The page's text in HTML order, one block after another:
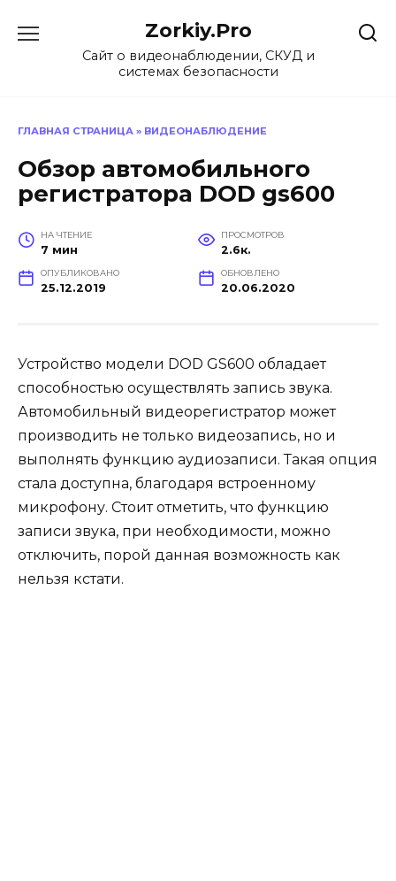
содержанию
Zorkiy.Pro
Сайт о видеонаблюдении, СКУД и
системах безопасности
ГЛАВНАЯ СТРАНИЦА » ВИДЕОНАБЛЮДЕНИЕ
Обзор автомобильного
регистратора DOD gs600
НА ЧТЕНИЕ
7 мин
ПРОСМОТРОВ
2.6к.
ОПУБЛИКОВАНО
25.12.2019
ОБНОВЛЕНО
20.06.2020
Устройство модели DOD GS600 обладает
способностью осуществлять запись звука.
Автомобильный видеорегистратор может
производить не только видеозапись, но и
выполнять функцию аудиозаписи. Такая опция
стала доступна, благодаря встроенному
микрофону. Стоит отметить, что функцию
записи звука, при необходимости, можно
отключить, порой данная возможность как
нельзя кстати.